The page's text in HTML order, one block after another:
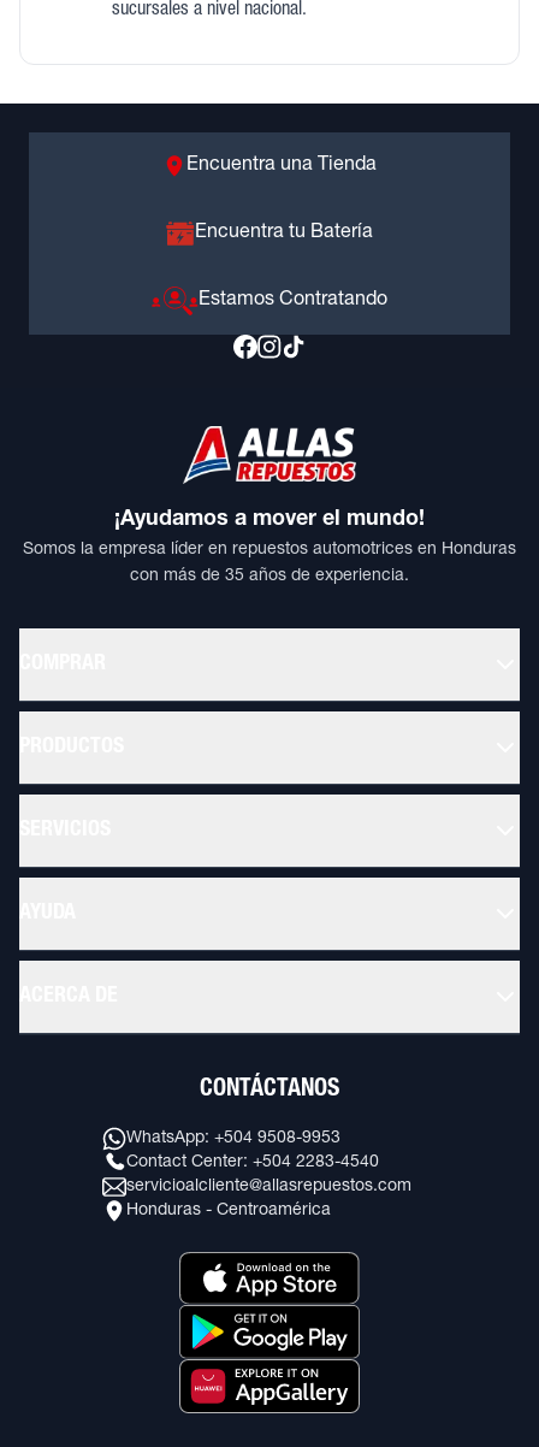
sucursales a nivel nacional.
Encuentra una Tienda
Encuentra tu Batería
Estamos Contratando
¡Ayudamos a mover el mundo!
Somos la empresa líder en repuestos automotrices en Honduras
con más de 35 años de experiencia.
CONTÁCTANOS
WhatsApp: +504 9508-9953
Contact Center: +504 2283-4540
servicioalcliente@allasrepuestos.com
Honduras - Centroamérica